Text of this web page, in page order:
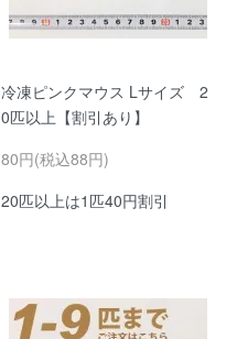
冷凍ピンクマウス Lサイズ 2
0匹以上【割引あり】
80円(税込88円)
20匹以上は1匹40円割引